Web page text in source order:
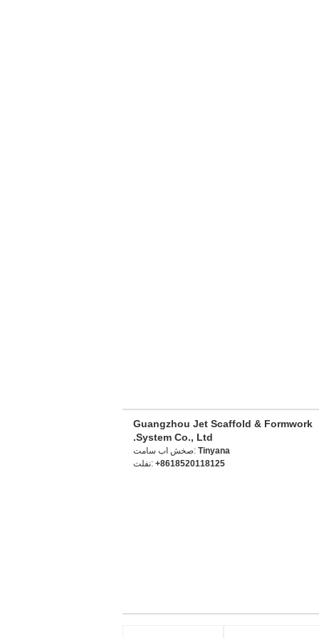
Guangzhou Jet Scaffold & Formwork
System Co., Ltd.
تماس با شخص: Tinyana
تلفن: +8618520118125